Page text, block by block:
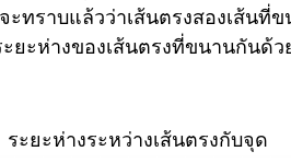
ะทราบแล้วว่าเส้นตรงสองเส้นที่
ยะห่างของเส้นตรงที่ขนานกันด้
ระยะห่างระหว่างเส้นตรงกับจุด